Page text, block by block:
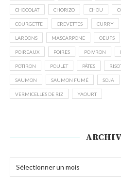
CHOCOLAT CHORIZO CHOU
COURGETTE CREVETTES CURRY
LARDONS MASCARPONE OEUFS
POIREAUX POIRES POIVRON
POTIRON POULET PÂTES
SAUMON SAUMON FUMÉ SOJA
VERMICELLES DE RIZ YAOURT